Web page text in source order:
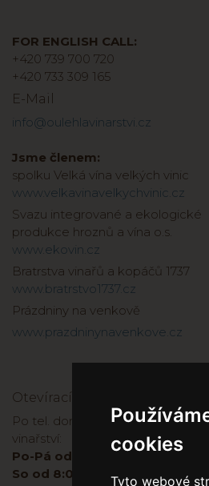
cookies
Tyto webové
FOR ENGLISH CALL:
+420 739 700 720
+420 733 309 165
E-Mail
info@oulehlavinarstvi.cz
Jsme členem:
spolku Velká vína velkých vinic
www.velkavinavelkychvinic.cz
Svazu integrované a ekologické
produkce hroznů a vína o.s.
www.ekovin.cz
Bratrstva vinařů a kopáčů 1737
www.bratrstvo1737.cz
Prázdniny na venkově
www.prazdninynavenkove.cz
Otevírací doba
Po tel. domluvě je možné
vinařství:
Po-Pá od 8:00 do 17:00
So od 8:00-11:00